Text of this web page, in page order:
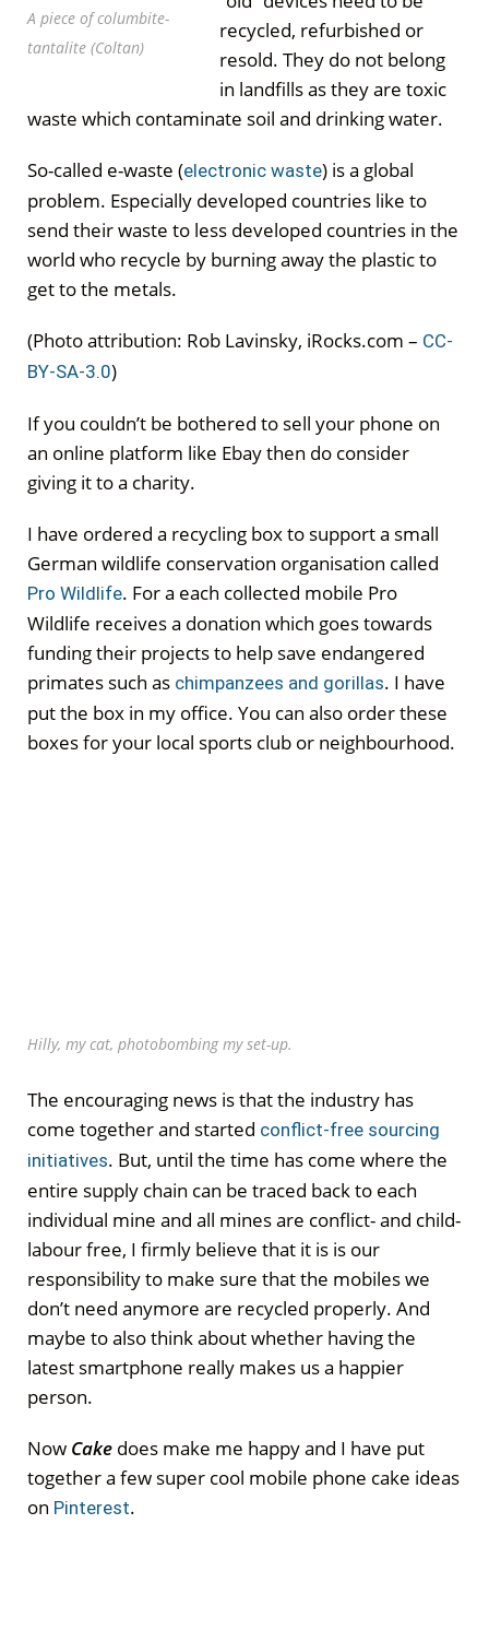
A piece of columbite-
tantalite (Coltan)
recycled, refurbished or
resold. They do not belong
in landfills as they are toxic
waste which contaminate soil and drinking water.
So-called e-waste (electronic waste) is a global
problem. Especially developed countries like to
send their waste to less developed countries in the
world who recycle by burning away the plastic to
get to the metals.
(Photo attribution: Rob Lavinsky, iRocks.com – CC-
BY-SA-3.0)
If you couldn’t be bothered to sell your phone on
an online platform like Ebay then do consider
giving it to a charity.
I have ordered a recycling box to support a small
German wildlife conservation organisation called
Pro Wildlife. For a each collected mobile Pro
Wildlife receives a donation which goes towards
funding their projects to help save endangered
primates such as chimpanzees and gorillas. I have
put the box in my office. You can also order these
boxes for your local sports club or neighbourhood.
Hilly, my cat, photobombing my set-up.
The encouraging news is that the industry has
come together and started conflict-free sourcing
initiatives. But, until the time has come where the
entire supply chain can be traced back to each
individual mine and all mines are conflict- and child-
labour free, I firmly believe that it is is our
responsibility to make sure that the mobiles we
don’t need anymore are recycled properly. And
maybe to also think about whether having the
latest smartphone really makes us a happier
person.
Now Cake does make me happy and I have put
together a few super cool mobile phone cake ideas
on Pinterest.